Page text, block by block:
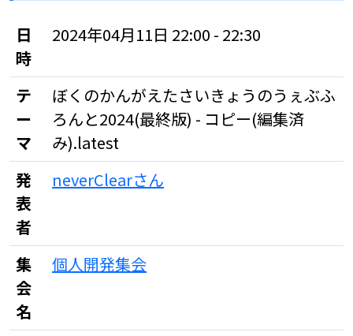
日
時
2024年04月11日 22:00 - 22:30
テ
ー
マ
ぼくのかんがえたさいきょうのうぇぶふ
ろんと2024(最終版) - コピー(編集済
み).latest
発
表
者
neverClearさん
集
会
名
個人開発集会